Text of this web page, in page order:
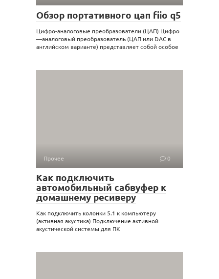
Обзор портативного цап fiio q5
Цифро-аналоговые преобразователи (ЦАП) Цифро
—аналоговый преобразователь (ЦАП или DAC в
английском варианте) представляет собой особое
Прочее 0
Как подключить
автомобильный сабвуфер к
домашнему ресиверу
Как подключить колонки 5.1 к компьютеру
(активная акустика) Подключение активной
акустической системы для ПК